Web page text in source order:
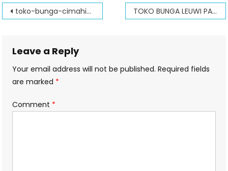
Post
toko-bunga-cimahi-selatan TOKO BUNGA LEUWI PANJANG BANDUNG
Leave a Reply
Your email address will not be published. Required fields
are marked *
Comment *